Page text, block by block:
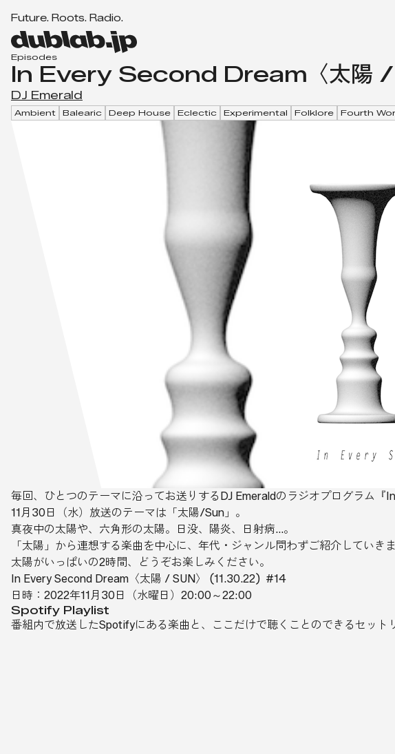
Future. Roots. Radio.
d
b
a
b.
Episodes
In Every Second Dream〈太
DJ Emerald
Ambient Balearic Deep House Eclectic Experimental Folklore Fourth
毎回、ひとつのテーマに沿ってお送りするDJ Emeraldのラジオプログラム『
11月30日（水）放送のテーマは「太陽/Sun」。
真夜中の太陽や、六角形の太陽。日没、陽炎、日射病…。
「太陽」から連想する楽曲を中心に、年代・ジャンル問わずご紹介していきま
太陽がいっぱいの2時間、どうぞお楽しみください。
In Every Second Dream〈太陽 / SUN〉 (11.30.22) #14
日時：2022年11月30日（水曜日）20:00～22:00
Spotify Playlist
番組内で放送したSpotifyにある楽曲と、ここだけで聴くことのできるセット